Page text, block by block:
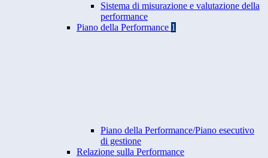
Sistema di misurazione e valutazione della
performance
Piano della Performance 1
Piano della Performance/Piano esecutivo
di gestione
Relazione sulla Performance